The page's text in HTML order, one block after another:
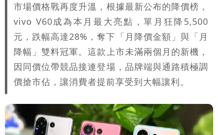
復
父親節泡湯了！白海豚海警機率飆
85％ 這3天恐豪雨
道瓊再創新高！SpaceX「財報失速」蒸
發7兆
3資深房仲涉犯《個資法》遭士檢聲押禁
見 士院裁定全部交保、限居
市場價格戰再度升溫，根據最新公布的降價榜，
vivo V60成為本月最大亮點，單月狂降5,500
元，跌幅高達28%，奪下「月降價金額」與「月
降幅」雙料冠軍。這款上市未滿兩個月的新機，
因同價位帶競品接連登場，品牌端與通路積極調
價搶市佔，讓消費者提前享受到大幅讓利。